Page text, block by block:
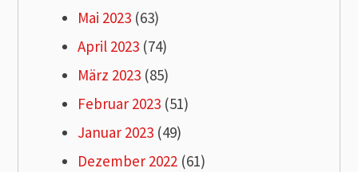
Mai 2023 (63)
April 2023 (74)
März 2023 (85)
Februar 2023 (51)
Januar 2023 (49)
Dezember 2022 (61)